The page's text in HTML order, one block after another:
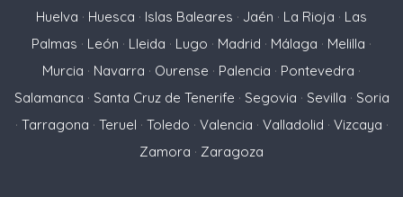
Huelva · Huesca · Islas Baleares · Jaén · La Rioja · Las
Palmas · León · Lleida · Lugo · Madrid · Málaga · Melilla ·
Murcia · Navarra · Ourense · Palencia · Pontevedra ·
Salamanca · Santa Cruz de Tenerife · Segovia · Sevilla · Soria
· Tarragona · Teruel · Toledo · Valencia · Valladolid · Vizcaya ·
Zamora · Zaragoza